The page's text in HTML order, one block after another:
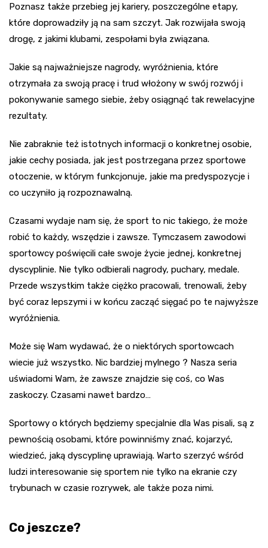
Poznasz także przebieg jej kariery, poszczególne etapy,
które doprowadziły ją na sam szczyt. Jak rozwijała swoją
drogę, z jakimi klubami, zespołami była związana.
Jakie są najważniejsze nagrody, wyróżnienia, które
otrzymała za swoją pracę i trud włożony w swój rozwój i
pokonywanie samego siebie, żeby osiągnąć tak rewelacyjne
rezultaty.
Nie zabraknie też istotnych informacji o konkretnej osobie,
jakie cechy posiada, jak jest postrzegana przez sportowe
otoczenie, w którym funkcjonuje, jakie ma predyspozycje i
co uczyniło ją rozpoznawalną.
Czasami wydaje nam się, że sport to nic takiego, że może
robić to każdy, wszędzie i zawsze. Tymczasem zawodowi
sportowcy poświęcili całe swoje życie jednej, konkretnej
dyscyplinie. Nie tylko odbierali nagrody, puchary, medale.
Przede wszystkim także ciężko pracowali, trenowali, żeby
być coraz lepszymi i w końcu zacząć sięgać po te najwyższe
wyróżnienia.
Może się Wam wydawać, że o niektórych sportowcach
wiecie już wszystko. Nic bardziej mylnego ? Nasza seria
uświadomi Wam, że zawsze znajdzie się coś, co Was
zaskoczy. Czasami nawet bardzo…
Sportowy o których będziemy specjalnie dla Was pisali, są z
pewnością osobami, które powinniśmy znać, kojarzyć,
wiedzieć, jaką dyscyplinę uprawiają. Warto szerzyć wśród
ludzi interesowanie się sportem nie tylko na ekranie czy
trybunach w czasie rozrywek, ale także poza nimi.
Co jeszcze?